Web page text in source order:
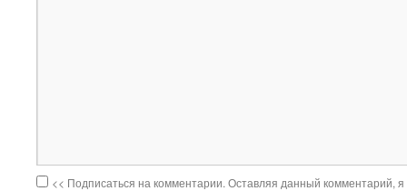
<< Подписаться на комментарии. Оставляя данный комментарий,